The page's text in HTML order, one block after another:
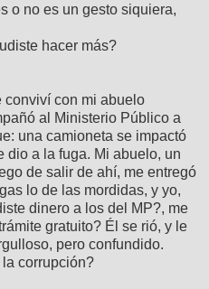
o no es un gesto siquiera,
hacer más?
conviví con mi abuelo
al Ministerio Público a
una camioneta se impactó
dio a la fuga. Mi abuelo, un
de salir de ahí, me entregó
lo de las mordidas, y yo,
dinero a los del MP?, me
gratuito? Él se rió, y le
pero confundido.
corrupción?